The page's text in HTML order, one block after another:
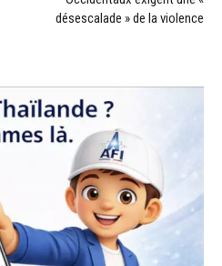
désescalade » de la violence